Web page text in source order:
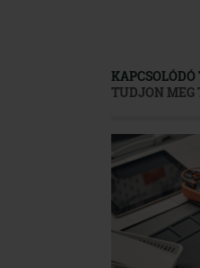
TUDJON MEG